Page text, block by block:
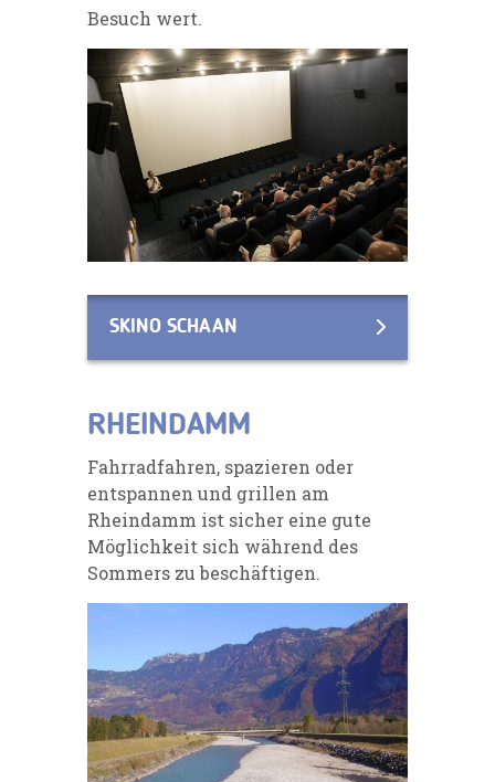
Besuch wert.
SKINO SCHAAN
RHEINDAMM
Fahrradfahren, spazieren oder
entspannen und grillen am
Rheindamm ist sicher eine gute
Möglichkeit sich während des
Sommers zu beschäftigen.